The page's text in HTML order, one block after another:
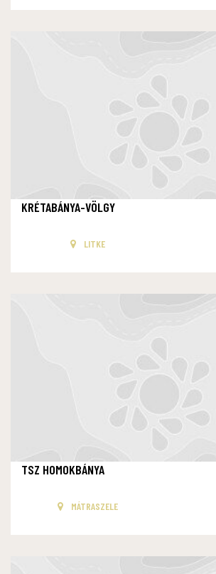
KRÉTABÁNYA-VÖLGY
LITKE
TSZ HOMOKBÁNYA
MÁTRASZELE